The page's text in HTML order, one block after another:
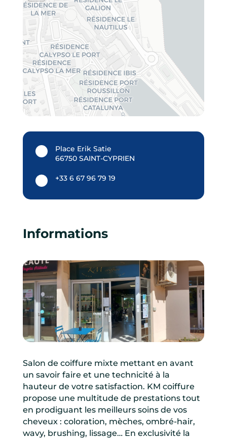
Place Erik Satie
66750 SAINT-CYPRIEN
+33 6 67 96 79 19
Informations
Salon de coiffure mixte mettant en avant
un savoir faire et une technicité à la
hauteur de votre satisfaction. KM coiffure
propose une multitude de prestations tout
en prodiguant les meilleurs soins de vos
cheveux : coloration, mèches, ombré-hair,
wavy, brushing, lissage… En exclusivité la